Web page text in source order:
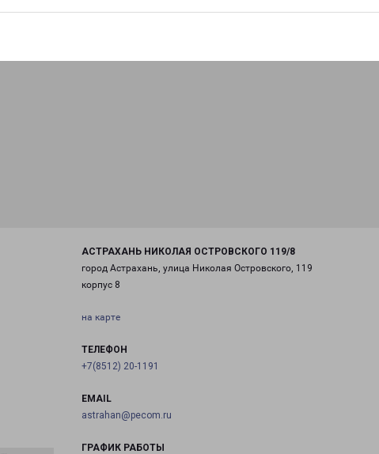
АСТРАХАНЬ НИКОЛАЯ ОСТРОВСКОГО 119/8
город Астрахань, улица Николая Островского, 119
корпус 8
на карте
ТЕЛЕФОН
+7(8512) 20-1191
EMAIL
astrahan@pecom.ru
ГРАФИК РАБОТЫ